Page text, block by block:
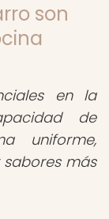
son
en la
de
uniforme,
más